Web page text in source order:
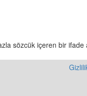
sözcük içeren bir ifade